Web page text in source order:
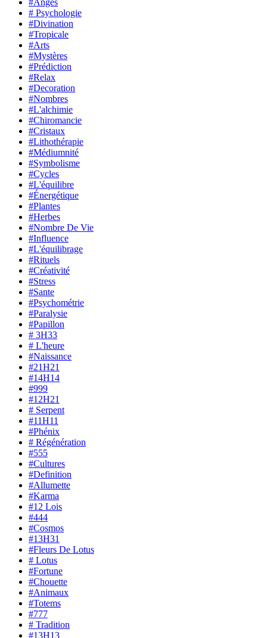
#Anges
# Psychologie
#Divination
#Tropicale
#Arts
#Mystères
#Prédiction
#Relax
#Decoration
#Nombres
#L'alchimie
#Chiromancie
#Cristaux
#Lithothérapie
#Médiumnité
#Symbolisme
#Cycles
#L'équilibre
#Énergétique
#Plantes
#Herbes
#Nombre De Vie
#Influence
#L'équilibrage
#Rituels
#Créativité
#Stress
#Sante
#Psychométrie
#Paralysie
#Papillon
# 3H33
# L'heure
#Naissance
#21H21
#14H14
#999
#12H21
# Serpent
#11H11
#Phénix
# Régénération
#555
#Cultures
#Definition
#Allumette
#Karma
#12 Lois
#444
#Cosmos
#13H31
#Fleurs De Lotus
# Lotus
#Fortune
#Chouette
#Animaux
#Totems
#777
# Tradition
#13H13